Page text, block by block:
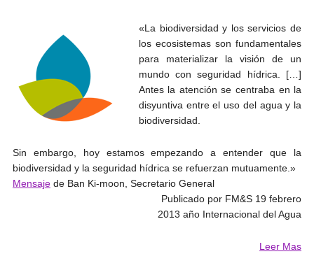
«La biodiversidad y los servicios de
los ecosistemas son fundamentales
para materializar la visión de un
mundo con seguridad hídrica. […]
Antes la atención se centraba en la
disyuntiva entre el uso del agua y la
biodiversidad.
Sin embargo, hoy estamos empezando a entender que la
biodiversidad y la seguridad hídrica se refuerzan mutuamente.»
Mensajede Ban Ki-moon, Secretario General
Publicado por FM&S 19 febrero
2013 año Internacional del Agua
Leer Mas